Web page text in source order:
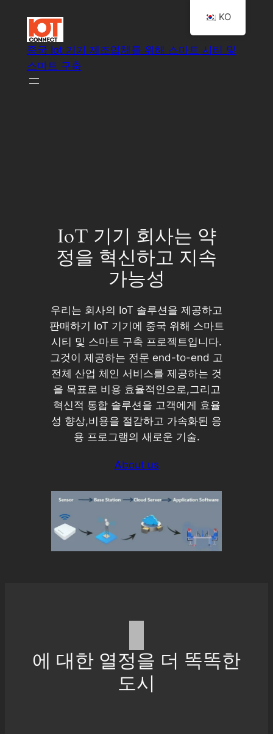
중국 Iot 기기 제조업체를 위해 스마트 시티 및
스마트 구축
IoT 기기 회사는 약
정을 혁신하고 지속
가능성
우리는 회사의 IoT 솔루션을 제공하고
판매하기 IoT 기기에 중국 위해 스마트
시티 및 스마트 구축 프로젝트입니다.
그것이 제공하는 전문 end-to-end 고
전체 산업 체인 서비스를 제공하는 것
을 목표로 비용 효율적인으로,그리고
혁신적 통합 솔루션을 고객에게 효율
성 향상,비용을 절감하고 가속화된 응
용 프로그램의 새로운 기술.
About us
에 대한 열정을 더 똑똑한
도시
KO